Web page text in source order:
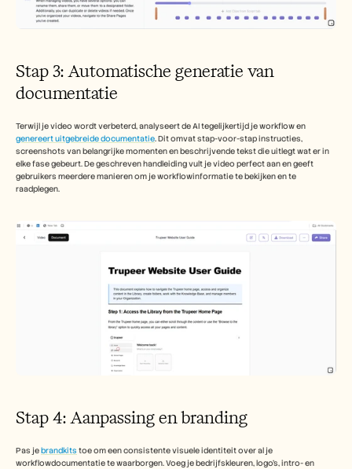
Stap 3: Automatische generatie van
documentatie
genereert uitgebreide documentatie. Dit omvat stap-voor-stap instructies,
screenshots van belangrijke momenten en beschrijvende tekst die uitlegt wat er in
elke fase gebeurt. De geschreven handleiding vult je video perfect aan en geeft
gebruikers meerdere manieren om je workflowinformatie te bekijken en te
raadplegen.
Stap 4: Aanpassing en branding
Pas je brandkits toe om een consistente visuele identiteit over al je
workflowdocumentatie te waarborgen. Voeg je bedrijfskleuren, logo's, intro- en